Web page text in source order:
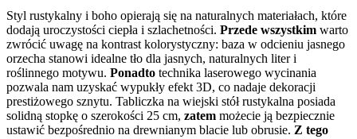
Styl rustykalny i boho opierają się na naturalnych materiałach, które
dodają uroczystości ciepła i szlachetności. Przede wszystkim warto
zwrócić uwagę na kontrast kolorystyczny: baza w odcieniu jasnego
orzecha stanowi idealne tło dla jasnych, naturalnych liter i
roślinnego motywu. Ponadto technika laserowego wycinania
pozwala nam uzyskać wypukły efekt 3D, co nadaje dekoracji
prestiżowego sznytu. Tabliczka na wiejski stół rustykalna posiada
solidną stopkę o szerokości 25 cm, zatem możecie ją bezpiecznie
ustawić bezpośrednio na drewnianym blacie lub obrusie. Z tego